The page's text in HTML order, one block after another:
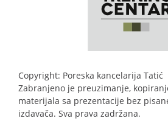
Copyright: Poreska kancelarija Tatić
Zabranjeno je preuzimanje,
materijala sa prezentacije bez
izdavača. Sva prava zadržana.